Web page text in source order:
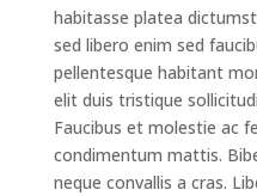
habitasse platea
sed libero enim sed
pellentesque habitant
elit duis tristique
Faucibus et molestie ac
condimentum mattis.
neque convallis a cras.